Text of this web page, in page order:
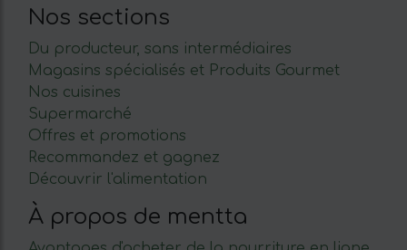
Nos sections
Du producteur, sans intermédiaires
Magasins spécialisés et Produits Gourmet
Nos cuisines
Supermarché
Offres et promotions
Recommandez et gagnez
Découvrir l'alimentation
À propos de mentta